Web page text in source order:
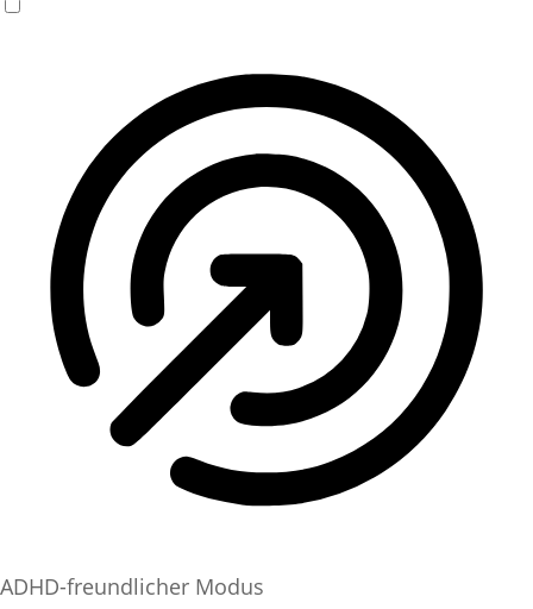
ADHD-freundlicher Modus